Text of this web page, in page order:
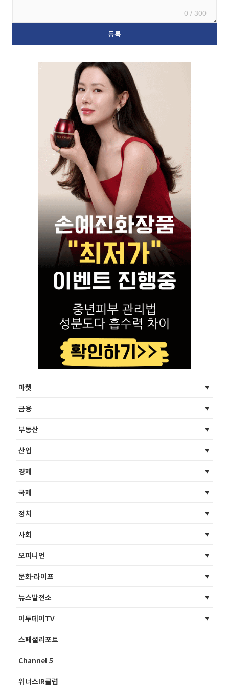
0 / 300
마켓
금융
부동산
산업
경제
국제
정치
사회
오피니언
문화·라이프
뉴스발전소
이투데이TV
스페셜리포트
Channel 5
위너스IR클럽